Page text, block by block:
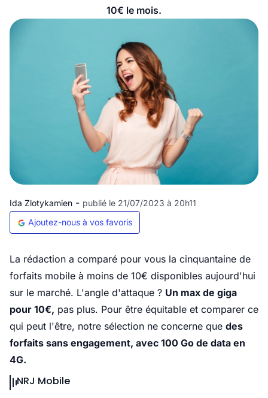
10€ le mois.
Ida Zlotykamien - publié le 21/07/2023 à 20h11
Ajoutez-nous à vos favoris
La rédaction a comparé pour vous la cinquantaine de
forfaits mobile à moins de 10€ disponibles aujourd'hui
sur le marché. L'angle d'attaque ? Un max de giga
pour 10€, pas plus. Pour être équitable et comparer ce
qui peut l'être, notre sélection ne concerne que des
forfaits sans engagement, avec 100 Go de data en
4G.
NRJ Mobile